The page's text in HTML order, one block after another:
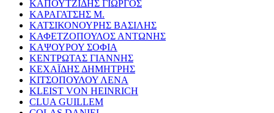
ΚΑΠΟΥΤΖΙΔΗΣ ΓΙΩΡΓΟΣ
ΚΑΡΑΓΑΤΣΗΣ Μ.
ΚΑΤΣΙΚΟΝΟΥΡΗΣ ΒΑΣΙΛΗΣ
ΚΑΦΕΤΖΟΠΟΥΛΟΣ ΑΝΤΩΝΗΣ
ΚΑΨΟΥΡΟΥ ΣΟΦΙΑ
ΚΕΝΤΡΩΤΑΣ ΓΙΑΝΝΗΣ
ΚΕΧΑΪΔΗΣ ΔΗΜΗΤΡΗΣ
ΚΙΤΣΟΠΟΥΛΟΥ ΛΕΝΑ
KLEIST VON HEINRICH
CLUA GUILLEM